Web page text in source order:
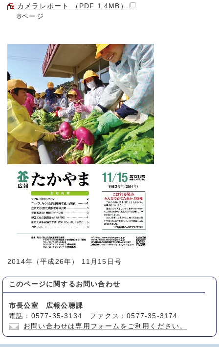
カメラレポート （PDF 1.4MB）
8ページ
2014年（平成26年） 11月15日号
このページに関する お問い合わせ
市長公室 広報公聴課
電話：0577-35-3134 ファクス：0577-35-3174
お問い合わせは専用フォームをご利用ください。